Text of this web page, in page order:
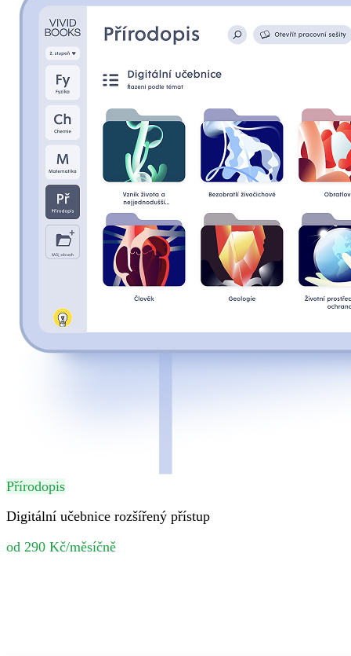
Přírodopis
Digitální učebnice rozšířený přístup
od 290 Kč/měsíčně